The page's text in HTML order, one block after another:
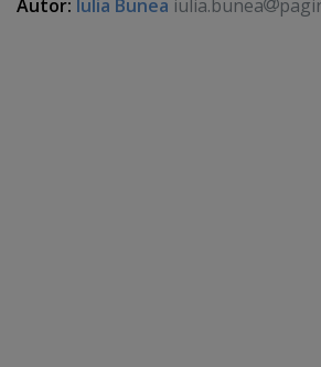
Autor: Iulia Bunea iulia.bunea